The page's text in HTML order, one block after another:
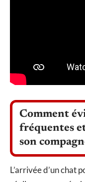
Comment
fréquentes
son
L’arrivée d’un chat